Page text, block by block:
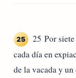
25
25 Por
cada día en
de la vacada y